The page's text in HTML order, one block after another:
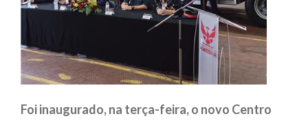
Foi inaugurado, na terça-feira, o novo Centro